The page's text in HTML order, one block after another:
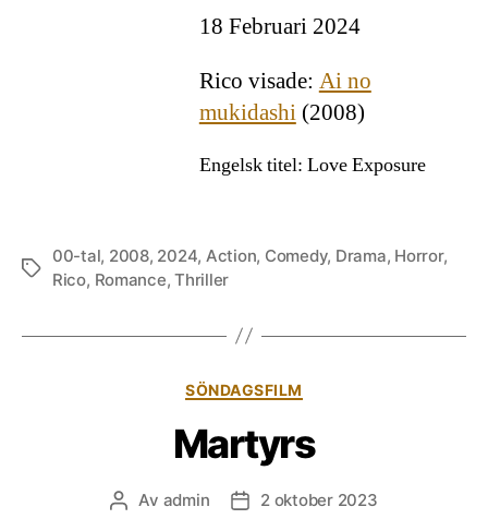
18 Februari 2024
Rico visade: Ai no
mukidashi(2008)
Engelsk titel: Love Exposure
Etiketter
00-tal, 2008, 2024, Action, Comedy, Drama, Horror,
Rico, Romance,Thriller
Kategorier
SÖNDAGSFILM
Martyrs
Inläggsförfattare
Av admin Inläggsdatum
2 oktober 2023